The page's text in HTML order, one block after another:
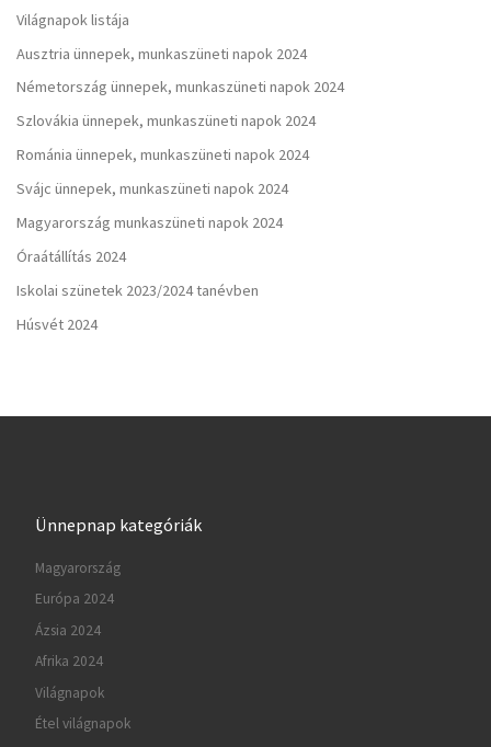
Világnapok listája
Ausztria ünnepek, munkaszüneti napok 2024
Németország ünnepek, munkaszüneti napok 2024
Szlovákia ünnepek, munkaszüneti napok 2024
Románia ünnepek, munkaszüneti napok 2024
Svájc ünnepek, munkaszüneti napok 2024
Magyarország munkaszüneti napok 2024
Óraátállítás 2024
Iskolai szünetek 2023/2024 tanévben
Húsvét 2024
Ünnepnap kategóriák
Magyarország
Európa 2024
Ázsia 2024
Afrika 2024
Világnapok
Étel világnapok